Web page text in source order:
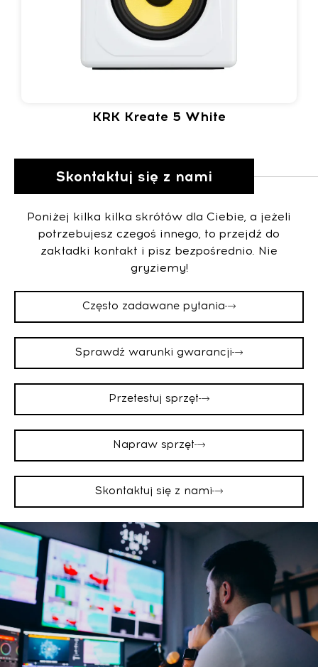
KRK Kreate 5 White
Skontaktuj się z nami
Poniżej kilka kilka skrótów dla Ciebie, a jeżeli
potrzebujesz czegoś innego, to przejdź do
zakładki kontakt i pisz bezpośrednio. Nie
gryziemy!
Często zadawane pytania
Sprawdź warunki gwarancji
Przetestuj sprzęt
Napraw sprzęt
Skontaktuj się z nami